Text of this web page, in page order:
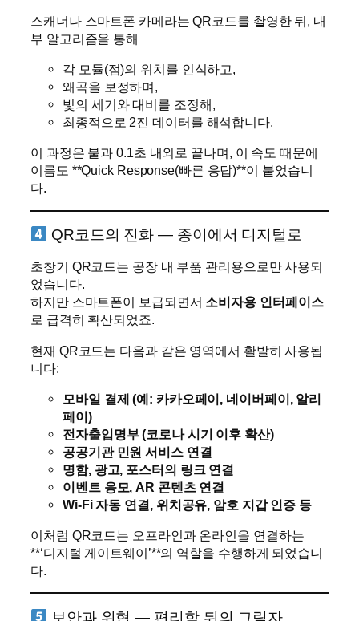
스캐너나 스마트폰 카메라는 QR코드를 촬영한 뒤, 내
부 알고리즘을 통해
각 모듈(점)의 위치를 인식하고,
왜곡을 보정하며,
빛의 세기와 대비를 조정해,
최종적으로 2진 데이터를 해석합니다.
이 과정은 불과 0.1초 내외로 끝나며, 이 속도 때문에
이름도 **Quick Response(빠른 응답)**이 붙었습니
다.
QR코드의 진화 — 종이에서 디지털로
초창기 QR코드는 공장 내 부품 관리용으로만 사용되
었습니다.
하지만 스마트폰이 보급되면서 소비자용 인터페이스
로 급격히 확산되었죠.
현재 QR코드는 다음과 같은 영역에서 활발히 사용됩
니다:
모바일 결제 (예: 카카오페이, 네이버페이, 알리
페이)
전자출입명부 (코로나 시기 이후 확산)
공공기관 민원 서비스 연결
명함, 광고, 포스터의 링크 연결
이벤트 응모, AR 콘텐츠 연결
Wi-Fi 자동 연결, 위치공유, 암호 지갑 인증 등
이처럼 QR코드는 오프라인과 온라인을 연결하는
**‘디지털 게이트웨이’**의 역할을 수행하게 되었습니
다.
보안과 위협 — 편리함 뒤의 그림자